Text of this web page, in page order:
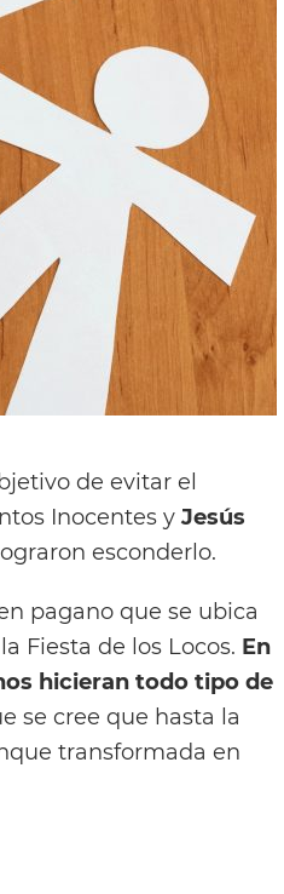
de evitar el
Inocentes y Jesús
esconderlo.
pagano que se ubica
Fiesta de los Locos. En
hicieran todo tipo de
se cree que hasta la
transformada en